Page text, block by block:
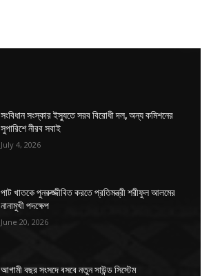
সংবিধান সংস্কার ইস্যুতে সরব বিরোধী দল, অন্য কমিশনের
সুপারিশে নীরব সবাই
July 4, 2026
পাট খাতকে পুনরুজ্জীবিত করতে প্রতিমন্ত্রী শরীফুল আলমের
নানামুখী পদক্ষেপ
June 20, 2026
আগামী বছর সংসদে বসবে নতুন সাউন্ড সিস্টেম